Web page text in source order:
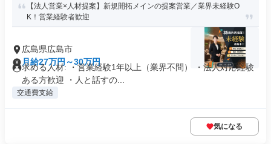
【法人営業×人材提案】新規開拓メインの提案営業／業界未経験O
K！営業経験者歓迎
広島県広島市
月給27万円～30万円
求める人材: ・営業経験1年以上（業界不問） ・法人対応経験
ある方歓迎 ・人と話すの...
交通費支給
気になる